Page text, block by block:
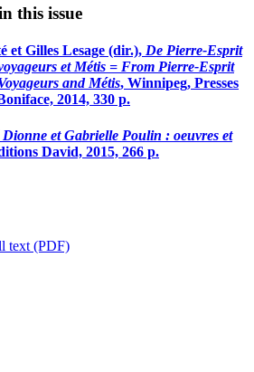
this issue
et Gilles Lesage (dir.), De Pierre-Esprit
et Métis = From Pierre-Esprit
and Métis, Winnipeg, Presses
2014, 330 p.
Dionne et Gabrielle Poulin : oeuvres et
David, 2015, 266 p.
text (PDF)